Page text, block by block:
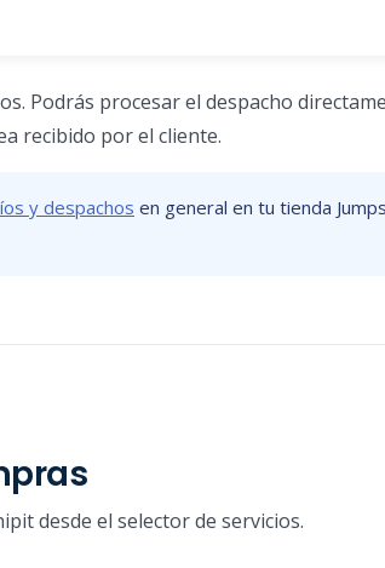
Podrás procesar el despacho
recibido por el cliente.
y despachos en general en tu tienda
desde el selector de servicios.